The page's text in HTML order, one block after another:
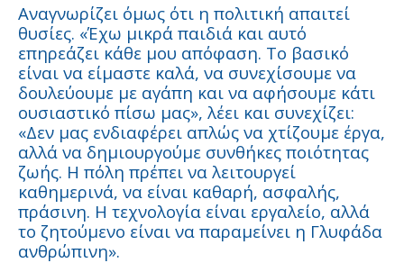
Αναγνωρίζει όμως ότι η πολιτική απαιτεί
θυσίες. «Έχω μικρά παιδιά και αυτό
επηρεάζει κάθε μου απόφαση. Το βασικό
είναι να είμαστε καλά, να συνεχίσουμε να
δουλεύουμε με αγάπη και να αφήσουμε κάτι
ουσιαστικό πίσω μας», λέει και συνεχίζει:
«Δεν μας ενδιαφέρει απλώς να χτίζουμε έργα,
αλλά να δημιουργούμε συνθήκες ποιότητας
ζωής. Η πόλη πρέπει να λειτουργεί
καθημερινά, να είναι καθαρή, ασφαλής,
πράσινη. Η τεχνολογία είναι εργαλείο, αλλά
το ζητούμενο είναι να παραμείνει η Γλυφάδα
ανθρώπινη».